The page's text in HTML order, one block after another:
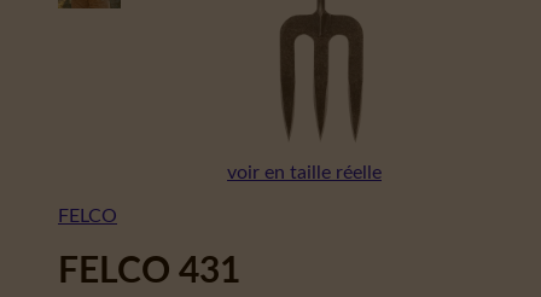
voir en taille réelle
FELCO
FELCO 431